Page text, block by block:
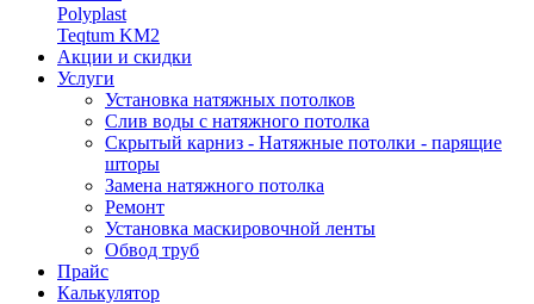
Polyplast
Teqtum KM2
Акции и скидки
Услуги
Установка натяжных потолков
Слив воды с натяжного потолка
Скрытый карниз - Натяжные потолки - парящие
шторы
Замена натяжного потолка
Ремонт
Установка маскировочной ленты
Обвод труб
Прайс
Калькулятор